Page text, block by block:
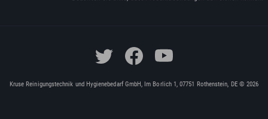
Kruse Reinigungstechnik und Hygienebedarf GmbH, Im Borlich 1, 07751 Rothenstein, DE © 2026